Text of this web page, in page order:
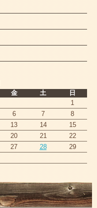
金 土
日
1
6 7
8
13 14
15
20 21
22
27 28
29